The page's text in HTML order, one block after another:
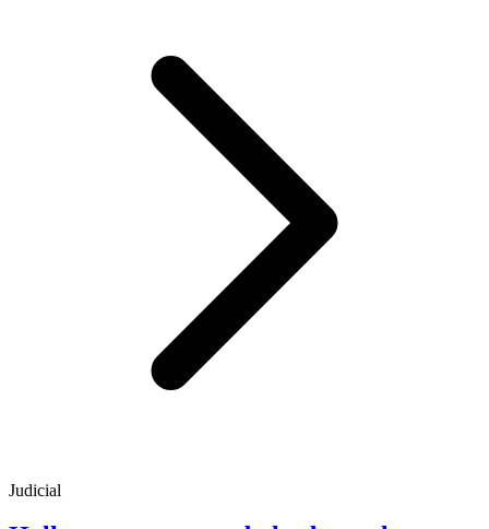
Judicial